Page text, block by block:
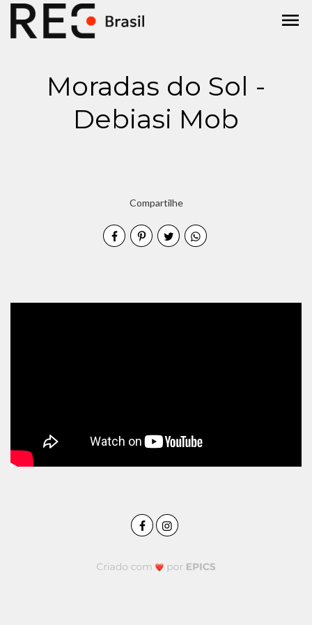
menu
Moradas do Sol -
Debiasi Mob
Compartilhe